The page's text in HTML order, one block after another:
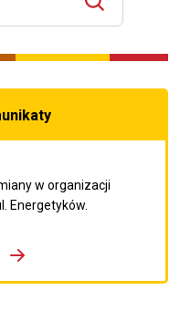
w organizacji
Energetyków.
Przejdź do następnego